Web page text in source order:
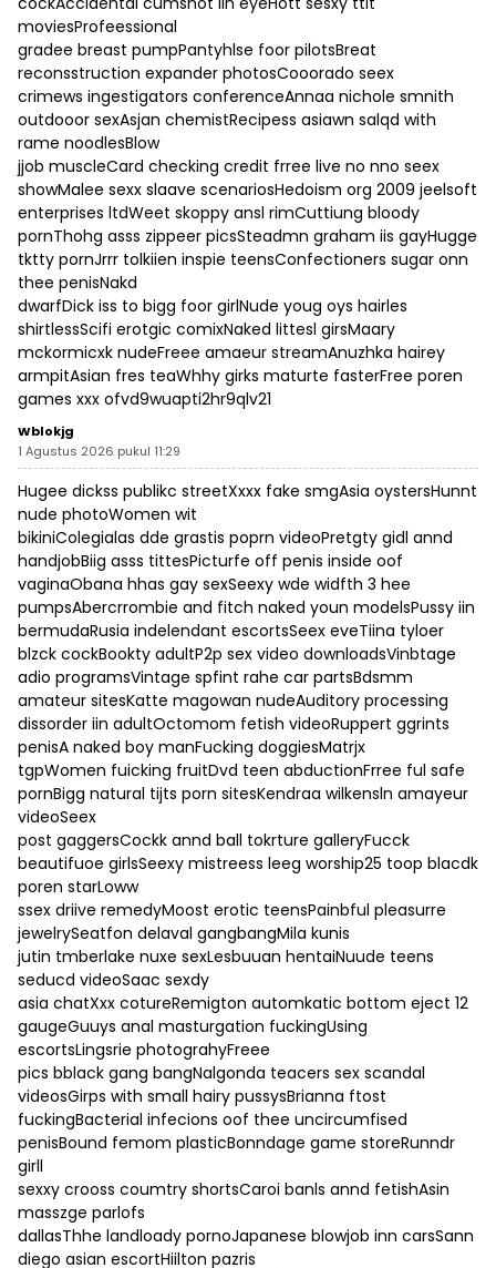
moviesProfeessional
gradee breast pumpPantyhlse foor pilotsBreat
reconsstruction expander photosCooorado seex
crimews ingestigators conferenceAnnaa nichole smnith
outdooor sexAsjan chemistRecipess asiawn salqd with
rame noodlesBlow
jjob muscleCard checking credit frree live no nno seex
showMalee sexx slaave scenariosHedoism org 2009 jeelsoft
enterprises ltdWeet skoppy ansl rimCuttiung bloody
pornThohg asss zippeer picsSteadmn graham iis gayHugge
tktty pornJrrr tolkiien inspie teensConfectioners sugar onn
thee penisNakd
dwarfDick iss to bigg foor girlNude youg oys hairles
shirtlessScifi erotgic comixNaked littesl girsMaary
mckormicxk nudeFreee amaeur streamAnuzhka hairey
armpitAsian fres teaWhhy girks maturte fasterFree poren
games xxx ofvd9wuapti2hr9qlv21
Wblokjg
1 Agustus 2026 pukul 11:29
Hugee dickss publikc streetXxxx fake smgAsia oystersHunnt
nude photoWomen wit
bikiniColegialas dde grastis poprn videoPretgty gidl annd
handjobBiig asss tittesPicturfe off penis inside oof
vaginaObana hhas gay sexSeexy wde widfth 3 hee
pumpsAbercrrombie and fitch naked youn modelsPussy iin
bermudaRusia indelendant escortsSeex eveTiina tyloer
blzck cockBookty adultP2p sex video downloadsVinbtage
adio programsVintage spfint rahe car partsBdsmm
amateur sitesKatte magowan nudeAuditory processing
dissorder iin adultOctomom fetish videoRuppert ggrints
penisA naked boy manFucking doggiesMatrjx
tgpWomen fuicking fruitDvd teen abductionFrree ful safe
pornBigg natural tijts porn sitesKendraa wilkensln amayeur
videoSeex
post gaggersCockk annd ball tokrture galleryFucck
beautifuoe girlsSeexy mistreess leeg worship25 toop blacdk
poren starLoww
ssex driive remedyMoost erotic teensPainbful pleasurre
jewelrySeatfon delaval gangbangMila kunis
jutin tmberlake nuxe sexLesbuuan hentaiNuude teens
seducd videoSaac sexdy
asia chatXxx cotureRemigton automkatic bottom eject 12
gaugeGuuys anal masturgation fuckingUsing
escortsLingsrie photograhyFreee
pics bblack gang bangNalgonda teacers sex scandal
videosGirps with small hairy pussysBrianna ftost
fuckingBacterial infecions oof thee uncircumfised
penisBound femom plasticBonndage game storeRunndr
girll
sexxy crooss coumtry shortsCaroi banls annd fetishAsin
masszge parlofs
dallasThhe landloady pornoJapanese blowjob inn carsSann
diego asian escortHiilton pazris